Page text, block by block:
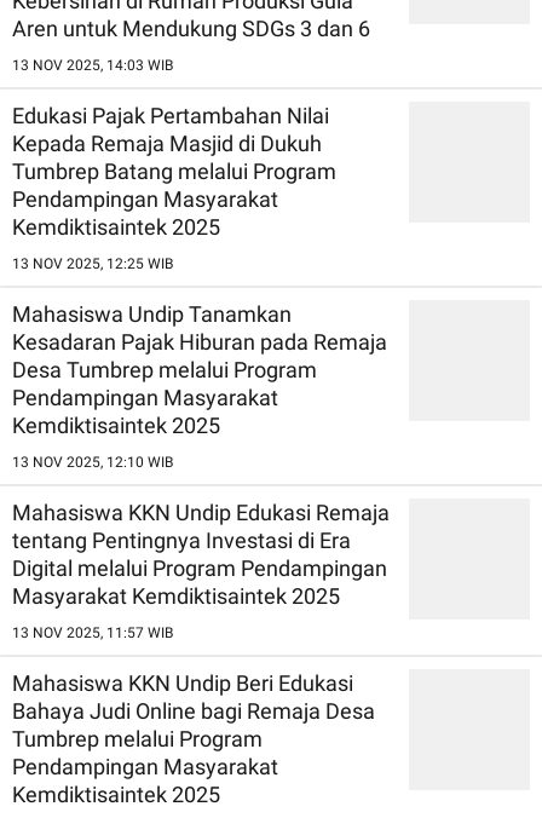
Aren untuk Mendukung SDGs 3 dan 6
13 NOV 2025, 14:03 WIB
Edukasi Pajak Pertambahan Nilai
Kepada Remaja Masjid di Dukuh
Tumbrep Batang melalui Program
Pendampingan Masyarakat
Kemdiktisaintek 2025
13 NOV 2025, 12:25 WIB
Mahasiswa Undip Tanamkan
Kesadaran Pajak Hiburan pada Remaja
Desa Tumbrep melalui Program
Pendampingan Masyarakat
Kemdiktisaintek 2025
13 NOV 2025, 12:10 WIB
Mahasiswa KKN Undip Edukasi Remaja
tentang Pentingnya Investasi di Era
Digital melalui Program Pendampingan
Masyarakat Kemdiktisaintek 2025
13 NOV 2025, 11:57 WIB
Mahasiswa KKN Undip Beri Edukasi
Bahaya Judi Online bagi Remaja Desa
Tumbrep melalui Program
Pendampingan Masyarakat
Kemdiktisaintek 2025